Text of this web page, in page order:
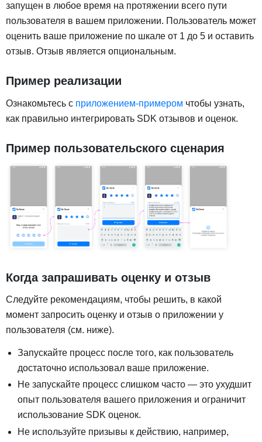
запущен в любое время на протяжении всего пути
пользователя в вашем приложении. Пользователь может
оценить ваше приложение по шкале от 1 до 5 и оставить
отзыв. Отзыв является опциональным.
Пример реализации
Ознакомьтесь с приложением-примером чтобы узнать,
как правильно интегрировать SDK отзывов и оценок.
Пример пользовательского сценария
Когда запрашивать оценку и отзыв
Следуйте рекомендациям, чтобы решить, в какой
момент запросить оценку и отзыв о приложении у
пользователя (см. ниже).
Запускайте процесс после того, как пользователь
достаточно использовал ваше приложение.
Не запускайте процесс слишком часто — это ухудшит
опыт пользователя вашего приложения и ограничит
использование SDK оценок.
Не используйте призывы к действию, например,